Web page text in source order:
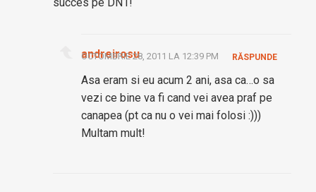
succes pe DN1!
andreirosu
OCTOMBRIE 28, 2011 LA 12:39 PM
Asa eram si eu acum 2 ani, asa ca…o sa
vezi ce bine va fi cand vei avea praf pe
canapea (pt ca nu o vei mai folosi :)))
Multam mult!
RĂSPUNDE